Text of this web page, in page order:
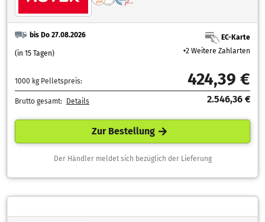
bis Do 27.08.2026
(in 15 Tagen)
EC-Karte
+2 Weitere Zahlarten
1000 kg Pelletspreis: 424,39 €
Brutto gesamt: Details 2.546,36 €
Zur Bestellung
Der Händler meldet sich bezüglich der Lieferung